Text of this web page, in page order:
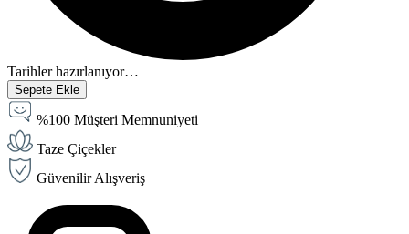
Tarihler hazırlanıyor…
Sepete Ekle
%100 Müşteri Memnuniyeti
Taze Çiçekler
Güvenilir Alışveriş